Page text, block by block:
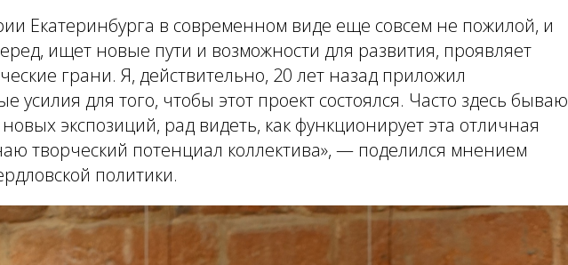
Екатеринбурга в современном виде еще совсем не пожилой, и
ищет новые пути и возможности для развития, проявляет
грани. Я, действительно, 20 лет назад приложил
усилия для того, чтобы этот проект состоялся. Часто здесь бываю
экспозиций, рад видеть, как функционирует эта отличная
творческий потенциал коллектива», — поделился мнением
политики.